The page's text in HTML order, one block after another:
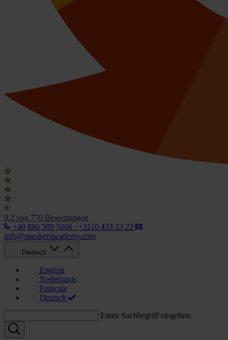
9.2 von 770 Bewertungen
+49 800 589 5006 / +3110 433 33 22
info@speakersacademy.com
Deutsch
English
Nederlands
Français
Deutsch
Einen Suchbegriff eingeben: